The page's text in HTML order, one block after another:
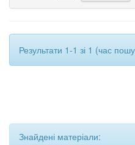
Результати 1-1 зі 1 (час
Знайдені матеріали: